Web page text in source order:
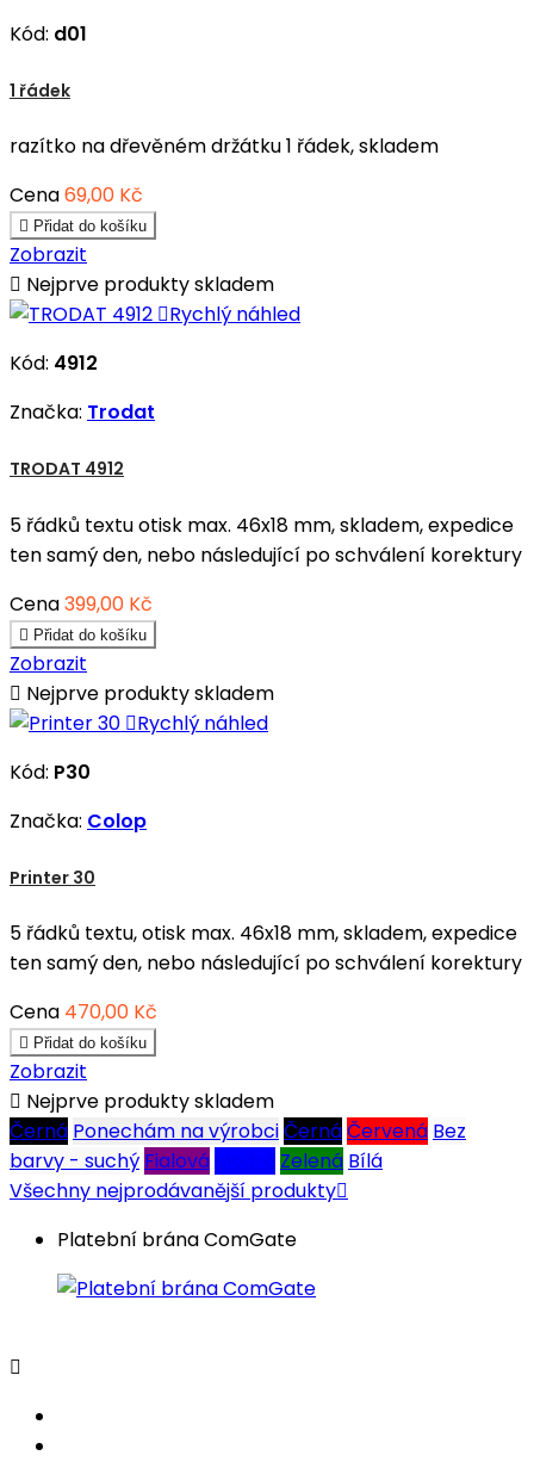
Kód: d01
1 řádek
razítko na dřevěném držátku 1 řádek, skladem
Cena69,00 Kč
 Přidat do košíku
Zobrazit
 Nejprve produkty skladem
Rychlý náhled
Kód: 4912
Značka: Trodat
TRODAT 4912
5 řádků textu otisk max. 46x18 mm, skladem, expedice
ten samý den, nebo následující po schválení korektury
Cena399,00 Kč
 Přidat do košíku
Zobrazit
 Nejprve produkty skladem
Rychlý náhled
Kód: P30
Značka: Colop
Printer 30
5 řádků textu, otisk max. 46x18 mm, skladem, expedice
ten samý den, nebo následující po schválení korektury
Cena 470,00 Kč
 Přidat do košíku
Zobrazit
 Nejprve produkty skladem
Černá Ponechám na výrobciČernáČervená Bez
barvy - suchý Fialová Zelená Bílá
Všechny nejprodávanější produkty
Platební brána ComGate
